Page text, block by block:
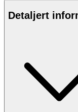
Detaljert